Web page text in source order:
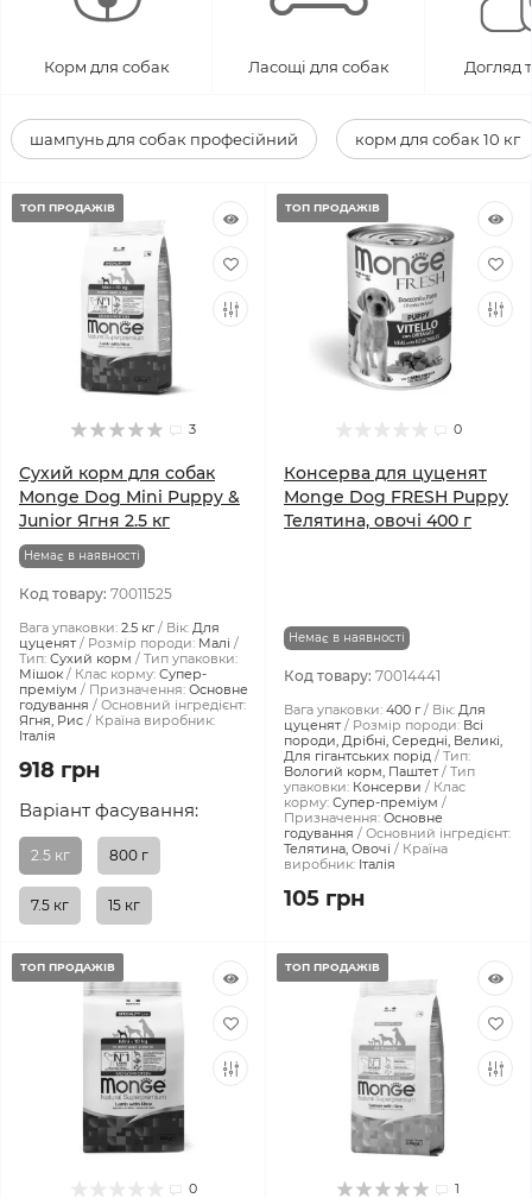
Корм для собак Ласощі для собак Догляд
шампунь для собак професійний корм для собак 10 кг
ТОП ПРОДАЖІВ
3
Сухий корм для собак
Monge Dog Mini Puppy &
Junior Ягня 2.5 кг
Немає в наявності
Код товару: 70011525
Вага упаковки: 2.5 кг Вік: Для
цуценят
Розмір породи: Малі
Тип: Сухий корм
Тип упаковки:
Мішок
Клас корму: Супер-
преміум
Призначення: Основне
годування
Основний інгредієнт:
Ягня, Рис
Країна виробник:
Італія
918 грн
Варіант фасування:
2.5 кг 800 г
7.5 кг 15 кг
ТОП ПРОДАЖІВ
0
Консерва для цуценят
Monge Dog FRESH Puppy
Телятина, овочі 400 г
Немає в наявності
Код товару: 70014441
Вага упаковки: 400 г Вік: Для
цуценят
Розмір породи: Всі
породи, Дрібні, Середні, Великі,
Для гігантських порід
Тип:
Вологий корм, Паштет
Тип
упаковки: Консерви
Клас
корму: Супер-преміум
Призначення: Основне
годування
Основний інгредієнт:
Телятина, Овочі
Країна
виробник: Італія
105 грн
ТОП ПРОДАЖІВ
0
ТОП ПРОДАЖІВ
1